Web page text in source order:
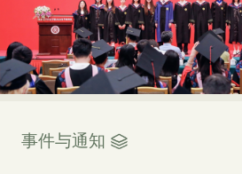
事件与通知